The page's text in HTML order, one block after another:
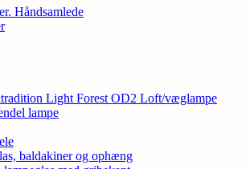
Håndsamlede
Light Forest OD2 Loft/væglampe
lampe
baldakiner og ophæng